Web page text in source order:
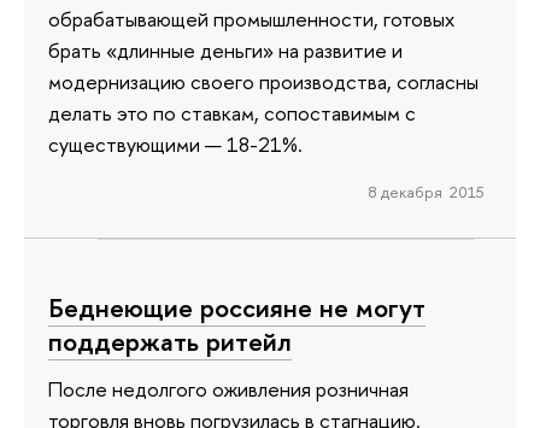
обрабатывающей промышленности, готовых
брать «длинные деньги» на развитие и
модернизацию своего производства, согласны
делать это по ставкам, сопоставимым с
существующими — 18-21%.
8 декабря 2015
Беднеющие россияне не могут
поддержать ритейл
После недолгого оживления розничная
торговля вновь погрузилась в стагнацию.